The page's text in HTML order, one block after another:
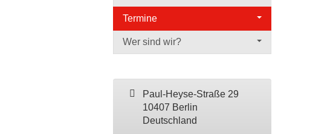
Termine
Wer sind wir?
Paul-Heyse-Straße 29
10407 Berlin
Deutschland